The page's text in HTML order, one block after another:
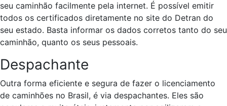
seu caminhão facilmente pela internet. É possível emitir
todos os certificados diretamente no site do Detran do
seu estado. Basta informar os dados corretos tanto do seu
caminhão, quanto os seus pessoais.
Despachante
Outra forma eficiente e segura de fazer o licenciamento
de caminhões no Brasil, é via despachantes. Eles são